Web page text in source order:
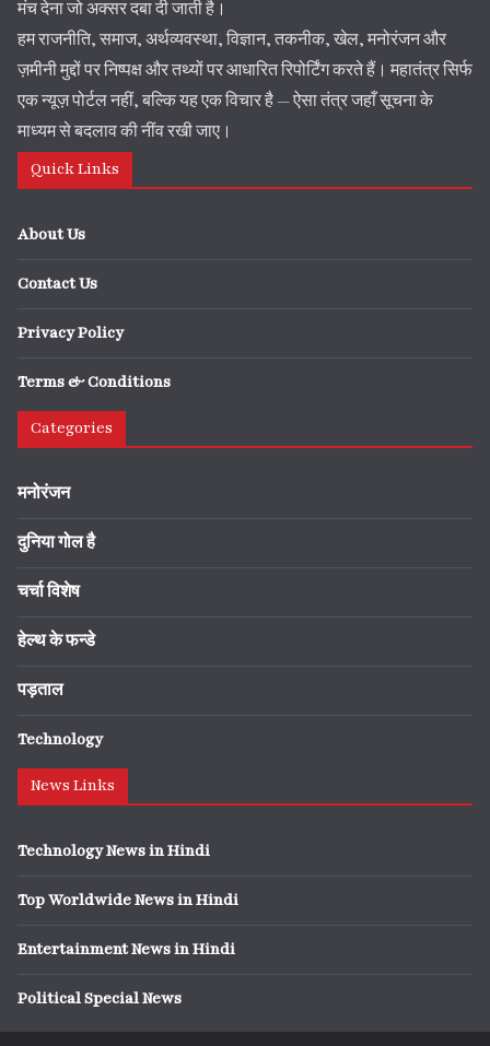
मंच देना जो अक्सर दबा दी जाती है।
हम राजनीति, समाज, अर्थव्यवस्था, विज्ञान, तकनीक, खेल, मनोरंजन और
ज़मीनी मुद्दों पर निष्पक्ष और तथ्यों पर आधारित रिपोर्टिंग करते हैं। महातंत्र सिर्फ
एक न्यूज़ पोर्टल नहीं, बल्कि यह एक विचार है — ऐसा तंत्र जहाँ सूचना के
माध्यम से बदलाव की नींव रखी जाए।
Quick Links
About Us
Contact Us
Privacy Policy
Terms & Conditions
Categories
मनोरंजन
दुनिया गोल है
चर्चा विशेष
हेल्थ के फन्डे
पड़ताल
Technology
News Links
Technology News in Hindi
Top Worldwide News in Hindi
Entertainment News in Hindi
Political Special News